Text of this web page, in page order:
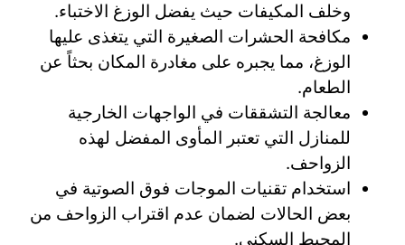
وخلف المكيفات حيث يفضل الوزغ الاختباء.
مكافحة الحشرات الصغيرة التي يتغذى عليها
الوزغ، مما يجبره على مغادرة المكان بحثاً عن
الطعام.
معالجة التشققات في الواجهات الخارجية
للمنازل التي تعتبر المأوى المفضل لهذه
الزواحف.
استخدام تقنيات الموجات فوق الصوتية في
بعض الحالات لضمان عدم اقتراب الزواحف من
المحيط السكني.